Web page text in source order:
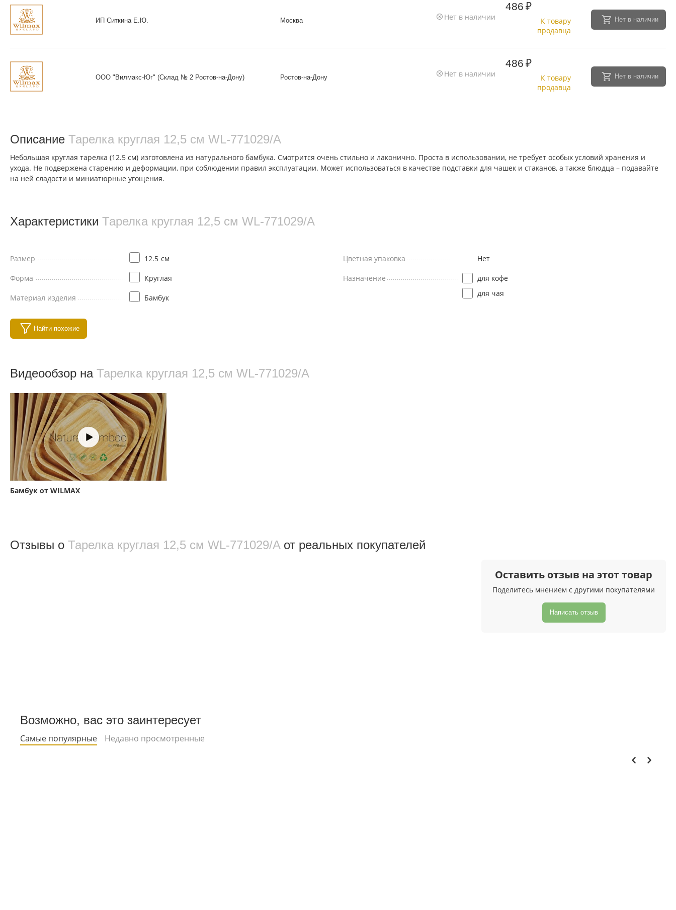
ИП Ситкина Е.Ю. Москва Нет в наличии
486 ₽
К товару
продавца
Нет в наличии
ООО "Вилмакс-Юг" (Склад № 2 Ростов-на-Дону) Ростов-на-Дону Нет в наличии
486 ₽
К товару
продавца
Нет в наличии
Описание Тарелка круглая 12,5 см WL‑771029/A
Небольшая круглая тарелка (12.5 см) изготовлена из натурального бамбука. Смотрится очень стильно и лаконично. Проста в использовании, не требует особых условий хранения и
ухода. Не подвержена старению и деформации, при соблюдении правил эксплуатации. Может использоваться в качестве подставки для чашек и стаканов, а также блюдца – подавайте
на ней сладости и миниатюрные угощения.
Характеристики Тарелка круглая 12,5 см WL‑771029/A
Размер 12.5 см
Форма Круглая
Материал изделия Бамбук
Цветная упаковка Нет
Назначение
для кофе
для чая
Найти похожие
Видеообзор на Тарелка круглая 12,5 см WL‑771029/A
Бамбук от WILMAX
Отзывы о Тарелка круглая 12,5 см WL‑771029/A от реальных покупателeй
Оставить отзыв на этот товар
Поделитесь мнением с другими покупателями
Написать отзыв
Возможно, вас это заинтересует
Самые популярные Недавно просмотренные